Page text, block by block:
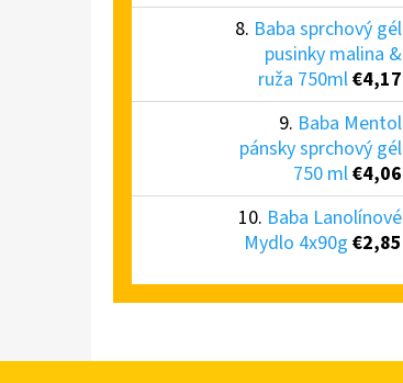
Baba sprchový gél
pusinky malina &
ruža 750ml€4,17
Baba Mentol
pánsky sprchový gél
750 ml€4,06
Baba Lanolínové
Mydlo 4x90g €2,85